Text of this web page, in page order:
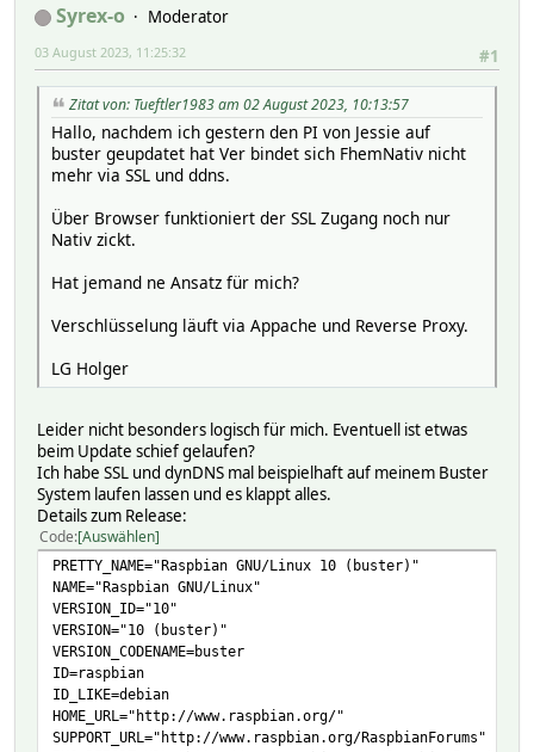
Syrex-o
Moderator
#1
03 August 2023, 11:25:32
Zitat von: Tueftler1983 am 02 August 2023, 10:13:57
Hallo, nachdem ich gestern den PI von Jessie auf
buster geupdatet hat Ver bindet sich FhemNativ nicht
mehr via SSL und ddns.
Über Browser funktioniert der SSL Zugang noch nur
Nativ zickt.
Hat jemand ne Ansatz für mich?
Verschlüsselung läuft via Appache und Reverse Proxy.
LG Holger
Leider nicht besonders logisch für mich. Eventuell ist etwas
beim Update schief gelaufen?
Ich habe SSL und dynDNS mal beispielhaft auf meinem Buster
System laufen lassen und es klappt alles.
Details zum Release:
Code Auswählen
PRETTY_NAME="Raspbian GNU/Linux 10 (buster)"
NAME="Raspbian GNU/Linux"
VERSION_ID="10"
VERSION="10 (buster)"
VERSION_CODENAME=buster
ID=raspbian
ID_LIKE=debian
HOME_URL="http://www.raspbian.org/"
SUPPORT_URL="http://www.raspbian.org/RaspbianForums"